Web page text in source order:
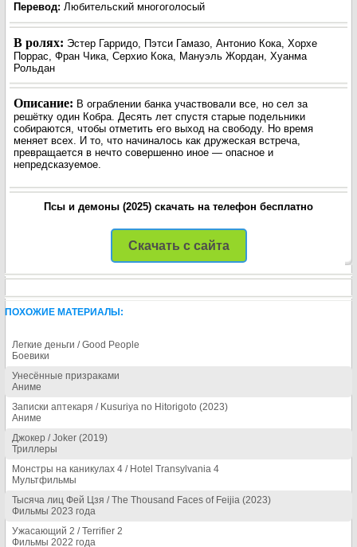
Перевод: Любительский многоголосый
В ролях: Эстер Гарридо, Пэтси Гамазо, Антонио Кока, Хорхе
Поррас, Фран Чика, Серхио Кока, Мануэль Жордан, Хуанма
Рольдан
Описание: В ограблении банка участвовали все, но сел за
решётку один Кобра. Десять лет спустя старые подельники
собираются, чтобы отметить его выход на свободу. Но время
меняет всех. И то, что начиналось как дружеская встреча,
превращается в нечто совершенно иное — опасное и
непредсказуемое.
Псы и демоны (2025) скачать на телефон бесплатно
Скачать с сайта
ПОХОЖИЕ МАТЕРИАЛЫ:
Легкие деньги / Good People
Боевики
Унесённые призраками
Аниме
Записки аптекаря / Kusuriya no Hitorigoto (2023)
Аниме
Джокер / Joker (2019)
Триллеры
Монстры на каникулах 4 / Hotel Transylvania 4
Мультфильмы
Тысяча лиц Фей Цзя / The Thousand Faces of Feijia (2023)
Фильмы 2023 года
Ужасающий 2 / Terrifier 2
Фильмы 2022 года